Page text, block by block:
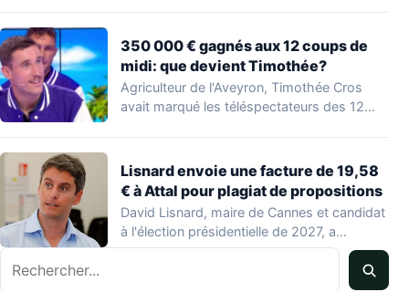
350 000 € gagnés aux 12 coups de
midi: que devient Timothée?
Agriculteur de l'Aveyron, Timothée Cros
avait marqué les téléspectateurs des 12
Lisnard envoie une facture de 19,58
€ à Attal pour plagiat de propositions
David Lisnard, maire de Cannes et candidat
à l'élection présidentielle de 2027, a
accusé…
Rechercher